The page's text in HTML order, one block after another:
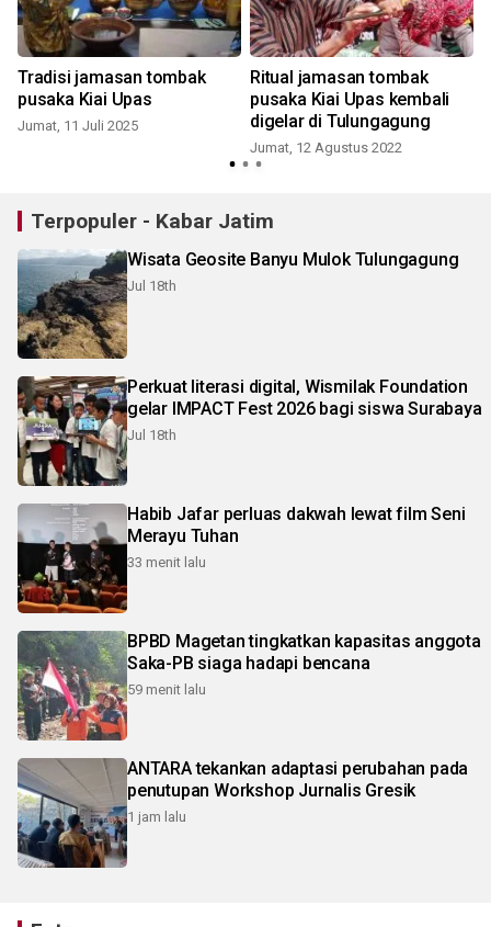
Tradisi jamasan tombak
pusaka Kiai Upas
Jumat, 11 Juli 2025
Ritual jamasan tombak
pusaka Kiai Upas kembali
digelar di Tulungagung
Jumat, 12 Agustus 2022
Terpopuler - Kabar Jatim
Wisata Geosite Banyu Mulok Tulungagung
Jul 18th
Perkuat literasi digital, Wismilak Foundation
gelar IMPACT Fest 2026 bagi siswa Surabaya
Jul 18th
Habib Jafar perluas dakwah lewat film Seni
Merayu Tuhan
33 menit lalu
BPBD Magetan tingkatkan kapasitas anggota
Saka-PB siaga hadapi bencana
59 menit lalu
ANTARA tekankan adaptasi perubahan pada
penutupan Workshop Jurnalis Gresik
1 jam lalu